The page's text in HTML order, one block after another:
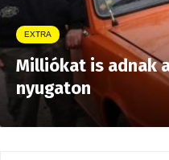
EXTRA
Milliókat is adnak
nyugaton